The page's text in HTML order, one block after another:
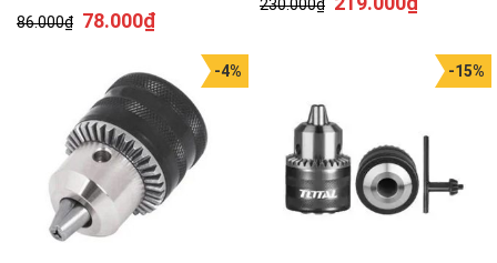
86.000₫ 78.000₫
230.000₫
-4% -15%